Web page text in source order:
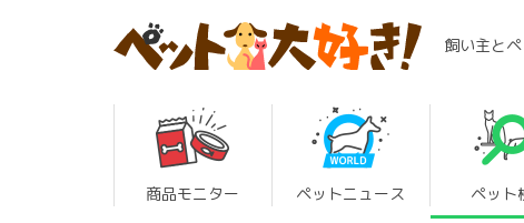
飼い主と
商品モニター ペットニュース ペット